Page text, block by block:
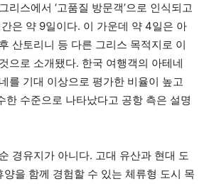
리스에서 ‘고품질 방문객’으로 인식되고
은 약 9일이다. 이 가운데 약 4일은 아
산토리니 등 다른 그리스 목적지로 이
으로 소개됐다. 한국 여행객의 아테네
를 기대 이상으로 평가한 비율이 높고
한 수준으로 나타났다고 공항 측은 설명
경유지가 아니다. 고대 유산과 현대 도
을 함께 경험할 수 있는 체류형 도시 목